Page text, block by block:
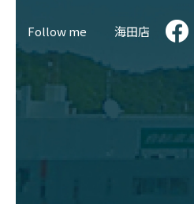
Follow me 海田店